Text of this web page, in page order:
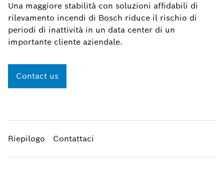
Una maggiore stabilità con soluzioni affidabili di
rilevamento incendi di Bosch riduce il rischio di
periodi di inattività in un data center di un
importante cliente aziendale.
Contact us
Riepilogo Contattaci